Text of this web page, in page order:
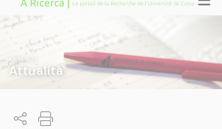
A Ricerca | Le portail de la Recherche de l'Université de Corse
A RICERCA
Attualità